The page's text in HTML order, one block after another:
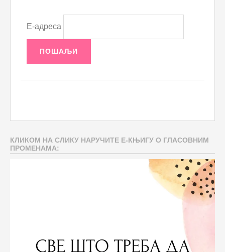
Е-адреса
КЛИКОМ НА СЛИКУ НАРУЧИТЕ Е-КЊИГУ О ГЛАСОВНИМ
ПРОМЕНАМА: